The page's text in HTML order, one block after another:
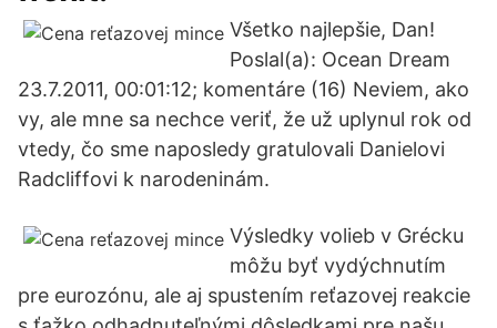
Všetko najlepšie, Dan!
Poslal(a): Ocean Dream
23.7.2011, 00:01:12; komentáre (16) Neviem, ako
vy, ale mne sa nechce veriť, že už uplynul rok od
vtedy, čo sme naposledy gratulovali Danielovi
Radcliffovi k narodeninám.
Výsledky volieb v Grécku
môžu byť vydýchnutím
pre eurozónu, ale aj spustením reťazovej reakcie